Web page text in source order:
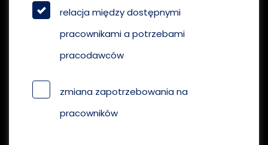
relacja między dostępnymi
pracownikami a potrzebami
pracodawców
zmiana zapotrzebowania na
pracowników